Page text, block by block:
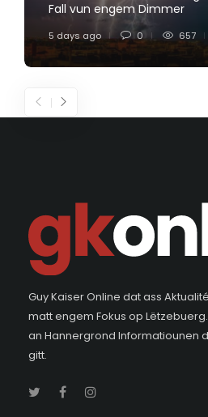
Fall vun engem Dimmer
5 days ago 0 657
Guy Kaiser Online dat ass
matt engem Fokus op
an Hannergrond Informatiounen
gitt.